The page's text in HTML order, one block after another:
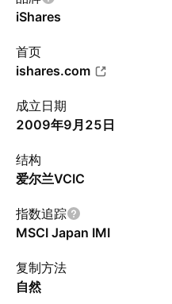
iShares
首页
ishares.com
成立日期
2009年9月25日
结构
爱尔兰VCIC
指数追踪
MSCI Japan IMI
复制方法
自然